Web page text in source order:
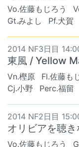
Vo.佐藤もじろう
Gt.みよし
Pf.犬賀
2014 NF3日目
東風 / Yellow
Vn.樫原 Fl.佐藤も
Cj.小野
Perc.福留
2014 NF2日目
オリビアを聴
Vo.佐藤もじろう